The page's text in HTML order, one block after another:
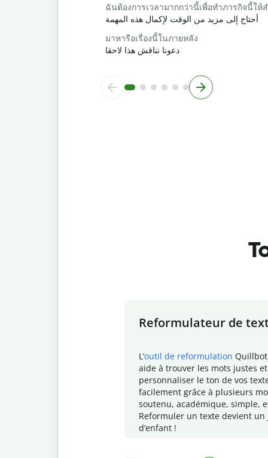
ฉันต้องการเวลามากกว่านี้เพื่อทำภารกิจนี้ให้ส
أحتاج إلى مزيد من الوقت لإكمال هذه المهمة
มาหารือเรื่องนี้ในภายหลัง
دعونا نناقش هذا لاحقا
Reformulateur de
L’outil de reformulation
aide à trouver les mots justes
personnaliser le ton de vos
facilement grâce à plusieurs
soutenu, académique, simple,
Reformuler un texte devient un
d’enfant !